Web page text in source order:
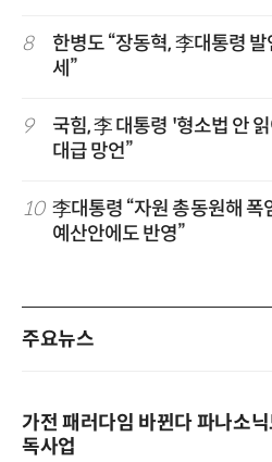
8
한병도 “장동혁, 李대통령
세”
9
국힘, 李 대통령 '형소법 안
대급 망언”
10 李대통령 “자원 총동원해
예산안에도 반영”
주요뉴스
가전 패러다임 바뀐다 파나소
독사업